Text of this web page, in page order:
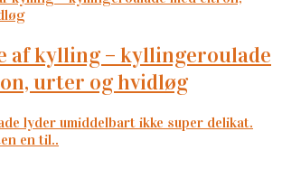
urter og hvidløg
lyder umiddelbart ikke super delikat.
en til..